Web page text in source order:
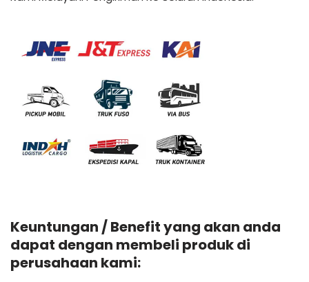
Keuntungan / Benefit yang akan anda
dapat dengan membeli produk di
perusahaan kami: